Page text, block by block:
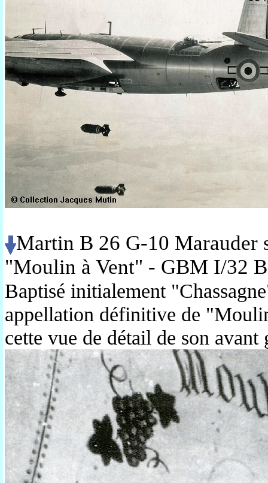
Martin B 26 G-10 Marauder
"Moulin à Vent" - GBM I/32
Baptisé initialement
appellation définitive de
cette vue de détail de son avant